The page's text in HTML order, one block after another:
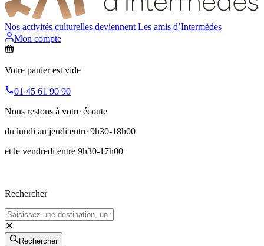
Nos activités culturelles deviennent Les amis d’Intermèdes
Mon compte
Votre panier est vide
01 45 61 90 90
Nous restons à votre écoute
du lundi au jeudi entre 9h30-18h00
et le vendredi entre 9h30-17h00
Rechercher
Rechercher